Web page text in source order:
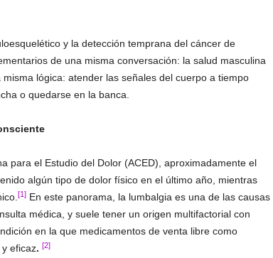
y la detección temprana del cáncer de
de una misma conversación: la salud masculina
lógica: atender las señales del cuerpo a tiempo
o quedarse en la banca.
para el Estudio del Dolor (ACED), aproximadamente el
algún tipo de dolor físico en el último año, mientras
[1]En este panorama, la lumbalgia es una de las causas
médica, y suele tener un origen multifactorial con
en la que medicamentos de venta libre como
eficaz. [2]